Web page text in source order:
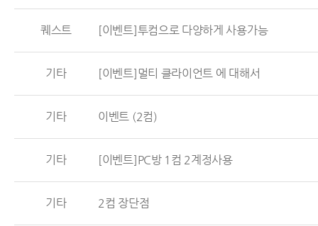
퀘스트 [이벤트]투컴으로 다양하게 사용가능
기타 [이벤트]멀티 클라이언트 에 대해서
기타 이벤트 (2컴)
기타 [이벤트]PC방 1컴 2계정사용
기타 2컴 장단점